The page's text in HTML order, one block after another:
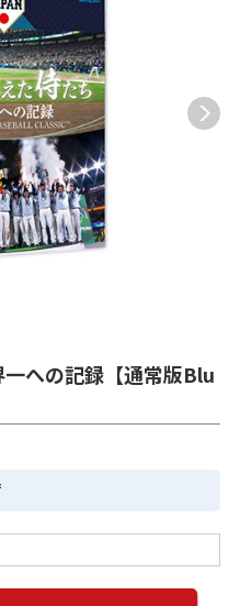
への記録【通常版Blu